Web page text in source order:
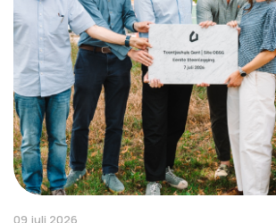
09 juli 2026